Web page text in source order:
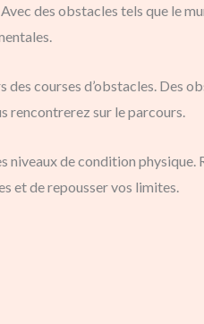
des obstacles tels que le
courses d’obstacles. Des
rencontrerez sur le parcours.
niveaux de condition physique.
et de repousser vos limites.